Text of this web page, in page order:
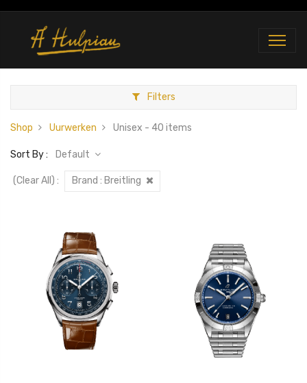
Filters
Shop Uurwerken Unisex - 40 items
Sort By : Default
(Clear All) : Brand : Breitling